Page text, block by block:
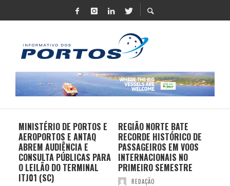
MINISTÉRIO DE PORTOS E
AEROPORTOS E ANTAQ
ABREM AUDIÊNCIA E
CONSULTA PÚBLICAS PARA
O LEILÃO DO TERMINAL
ITJ01 (SC)
REGIÃO NORTE BATE
RECORDE HISTÓRICO DE
PASSAGEIROS EM VOOS
INTERNACIONAIS NO
PRIMEIRO SEMESTRE
REDAÇÃO